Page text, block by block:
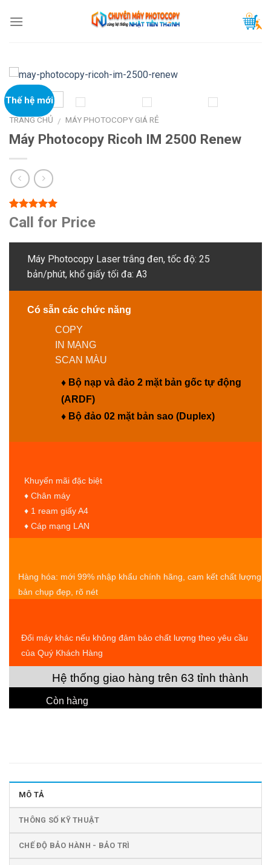
Thế hệ mới
TRANG CHỦ / MÁY PHOTOCOPY GIÁ RẺ
Máy Photocopy Ricoh IM 2500 Renew
5.00 trên 5
dựa trên
1
Call for Price
Máy Photocopy Laser trắng đen, tốc độ: 25
bản/phút, khổ giấy tối đa: A3
Có sẵn các chức năng
COPY
IN MẠNG
SCAN MÀU
♦ Bộ nạp và đảo 2 mặt bản gốc tự động
(ARDF)
♦ Bộ đảo 02 mặt bản sao (Duplex)
Khuyến mãi đặc biệt
♦ Chân máy
♦ 1 ream giấy A4
♦ Cáp mạng LAN
Hàng hóa: mới 99% nhập khẩu chính hãng, cam kết chất lượng
bản chụp đẹp, rõ nét
Đổi máy khác nếu không đảm bảo chất lượng theo yêu cầu
của Quý Khách Hàng
Hệ thống giao hàng trên 63 tỉnh thành
Còn hàng
MÔ TẢ
THÔNG SỐ KỸ THUẬT
CHẾ ĐỘ BẢO HÀNH - BẢO TRÌ